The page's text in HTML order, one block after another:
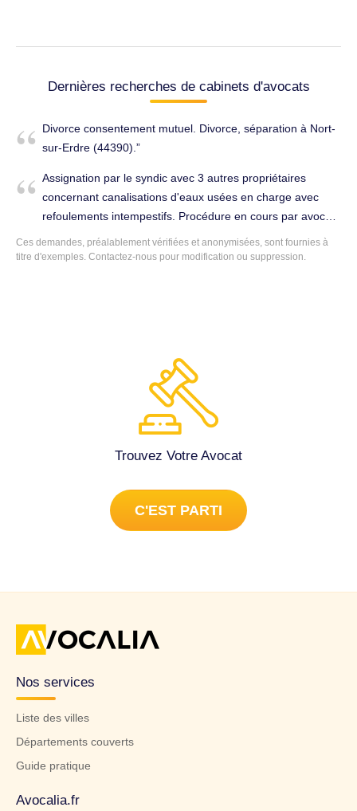
Dernières recherches de cabinets d'avocats
Divorce consentement mutuel. Divorce, séparation à Nort-
sur-Erdre (44390).
Assignation par le syndic avec 3 autres propriétaires
concernant canalisations d'eaux usées en charge avec
refoulements intempestifs. Procédure en cours par avocat
souhaitant se désengager de la procédure. Immobilier à
Nort-sur-Erdre (44390).
Ces demandes, préalablement vérifiées et anonymisées, sont fournies à
titre d'exemples. Contactez-nous pour modification ou suppression.
Trouvez Votre Avocat
C'EST PARTI
Nos services
Liste des villes
Départements couverts
Guide pratique
Avocalia.fr